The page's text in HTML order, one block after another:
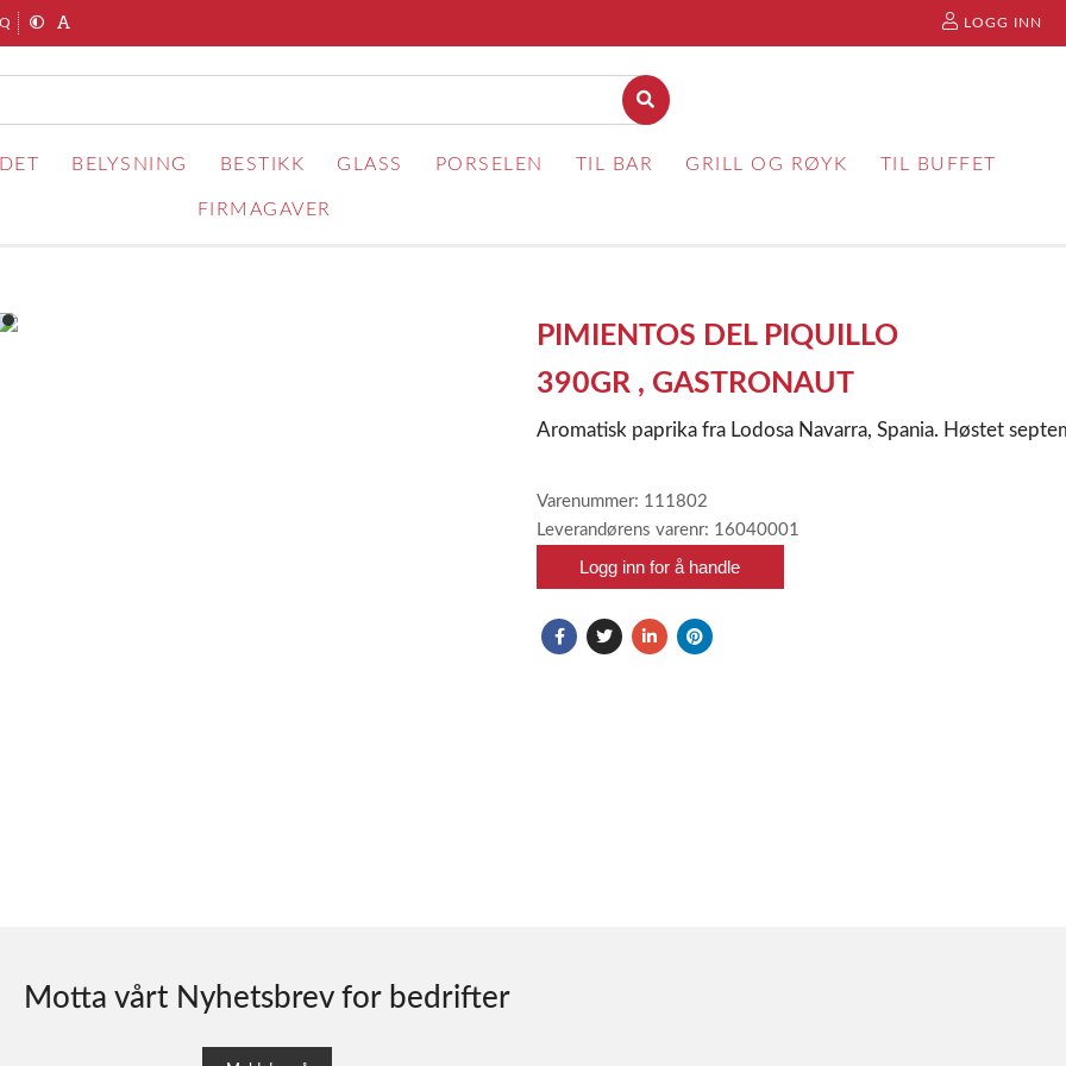
LOGG INN
BELYSNING BESTIKK GLASS PORSELEN TIL BAR GRILL OG RØYK TIL BUFFET
FIRMAGAVER
item
PIMIENTOS DEL PIQUILLO
390GR , GASTRONAUT
Aromatisk paprika fra Lodosa Navarra, Spania. Høstet
Varenummer: 111802
Leverandørens varenr: 16040001
Logg inn for å handle
Motta vårt Nyhetsbrev for bedrifter